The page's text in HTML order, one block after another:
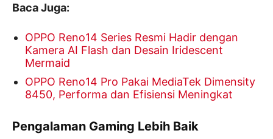
Baca Juga:
OPPO Reno14 Series Resmi Hadir dengan
Kamera AI Flash dan Desain Iridescent
Mermaid
OPPO Reno14 Pro Pakai MediaTek Dimensity
8450, Performa dan Efisiensi Meningkat
Pengalaman Gaming Lebih Baik